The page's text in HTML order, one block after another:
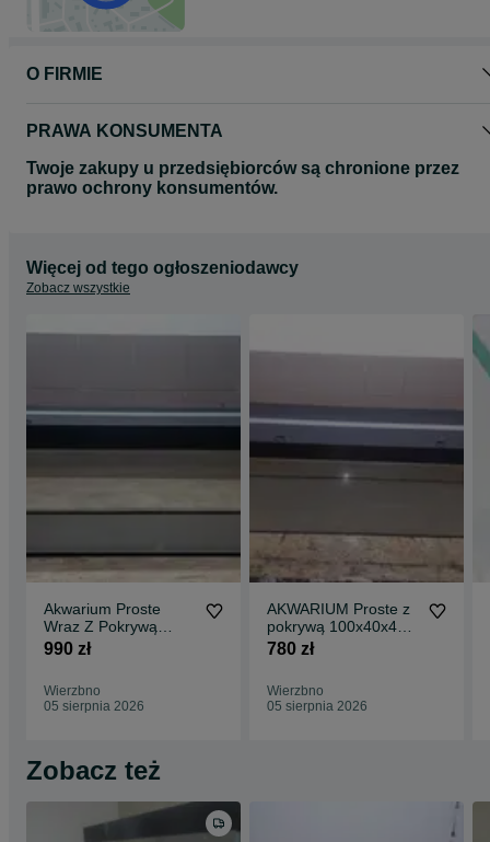
O FIRMIE
PRAWA KONSUMENTA
Twoje zakupy u przedsiębiorców są chronione przez
prawo ochrony konsumentów.
Więcej od tego ogłoszeniodawcy
Zobacz wszystkie
Akwarium Proste
Wraz Z Pokrywą
aluminiową
990 zł
Wierzbno
05 sierpnia 2026
AKWARIUM Proste z
pokrywą 100x40x40 -
160L
780 zł
Wierzbno
05 sierpnia 2026
Zobacz też